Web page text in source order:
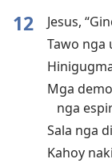
12 Jesus,
Tawo nga
Mga
nga
Sala nga
Kahoy